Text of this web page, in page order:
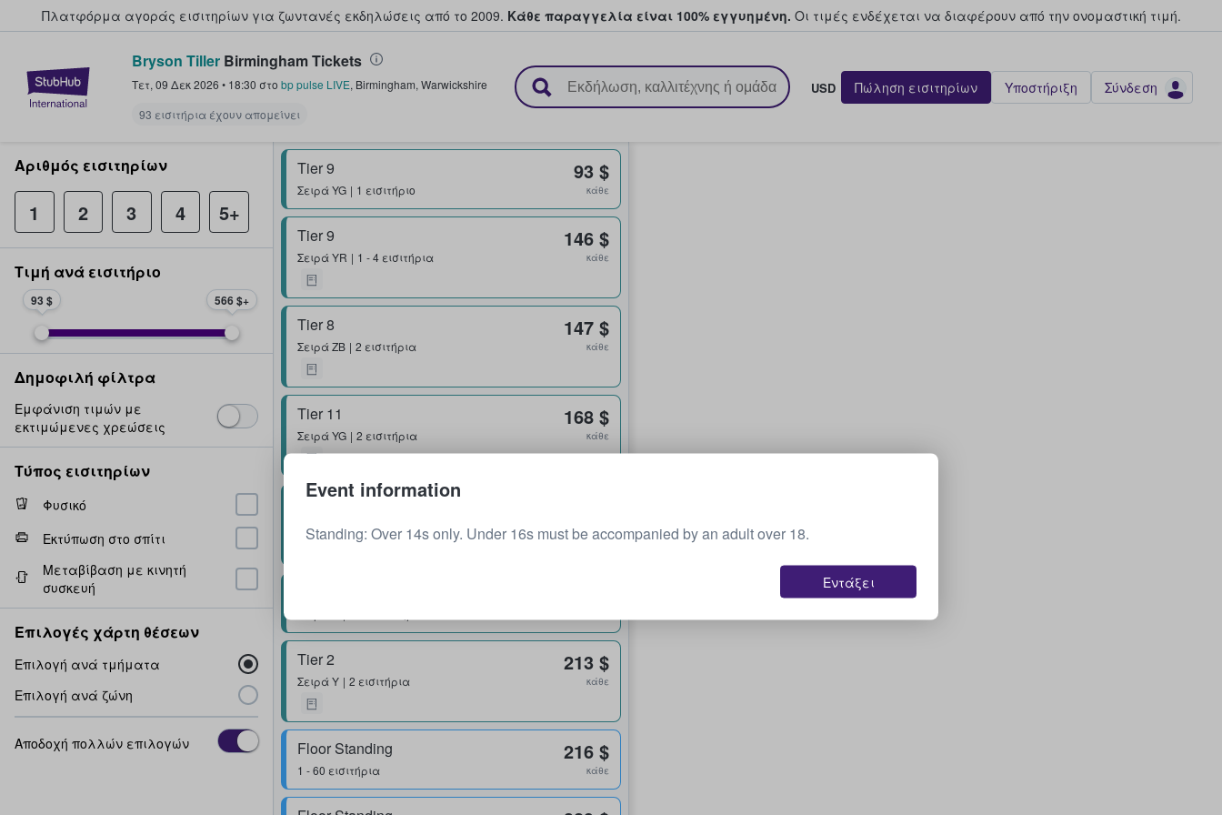
Πλατφόρμα αγοράς εισιτηρίων για ζωντανές εκδηλώσεις από το 2009. Κάθε παραγγελία είναι 100% εγγυημένη. Οι τιμές ενδέχεται να διαφέρουν από την oνομαστική τιμή.
StubHub - Όπου οι φαν αγοράζουν και πουλούν εισιτήρια
Bryson Tiller Birmingham Tickets
Τετ, 09 Δεκ 2026 • 18:30 στο bp pulse LIVE, Birmingham, Warwickshire
93 εισιτήρια έχουν απομείνει
USD Πώληση εισιτηρίων Υποστήριξη Σύνδεση
Tier 9
ΣειράYG 1 εισιτήριο
93 $
κάθε
Tier 9
ΣειράYR 1 - 4 εισιτήρια
146 $
κάθε
Tier 8
ΣειράZB 2 εισιτήρια
147 $
κάθε
Tier 11
ΣειράYG 2 εισιτήρια
168 $
κάθε
Tier 11
Tier 2
ΣειράY 2 εισιτήρια
213 $
κάθε
Floor Standing
1 - 60 εισιτήρια
216 $
κάθε
Αριθμός εισιτηρίων
1 2 3 4 5+
Τιμή ανά εισιτήριο
93 $ 566 $
Δημοφιλή φίλτρα
Εμφάνιση τιμών με
εκτιμώμενες χρεώσεις
Τύπος εισιτηρίων
Φυσικό
Εκτύπωση στο σπίτι
Μεταβίβαση με κινητή
συσκευή
Επιλογές χάρτη θέσεων
Επιλογή ανά τμήματα
Επιλογή ανά ζώνη
Αποδοχή πολλών επιλογών
Event information
Standing: Over 14s only. Under 16s must be accompanied by an adult over 18.
Εντάξει